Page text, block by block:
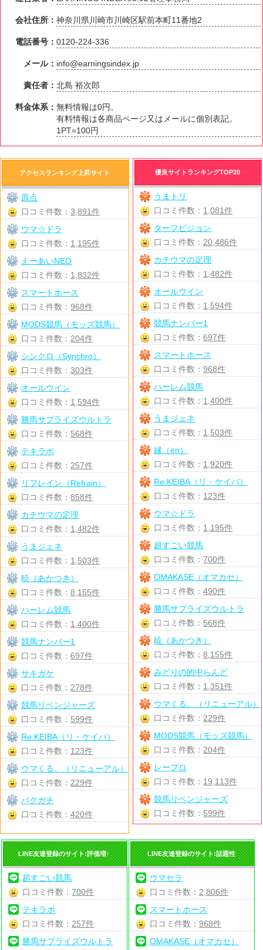
会社住所：神奈川県川崎市川崎区駅前本町11番地2
電話番号：0120-224-336
メール： info@earningsindex.jp
責任者：北島 裕次郎
料金体系：無料情報は0円。
有料情報は各商品ページ又はメールに個別表記。
1PT=100円
優良サイトランキングTOP20
うまトリ
口コミ件数： 1,081件
ターフビジョン
口コミ件数： 20,486件
カチウマの定理
口コミ件数： 1,482件
オールウイン
口コミ件数： 1,594件
競馬ナンバー1
口コミ件数：697件
スマートホース
口コミ件数：968件
ハーレム競馬
口コミ件数： 1,400件
うまジェネ
口コミ件数： 1,503件
縁（en）
口コミ件数： 1,920件
Re:KEIBA（リ・ケイバ）
口コミ件数： 123件
ウマ☆ドラ
口コミ件数： 1,195件
超すごい競馬
口コミ件数：700件
OMAKASE（オマカセ）
口コミ件数：490件
勝馬サプライズウルトラ
口コミ件数： 568件
暁（あかつき）
口コミ件数：8,155件
みどりの的中らんど
口コミ件数： 1,351件
ウマくる。（リニューアル）
口コミ件数： 229件
MODS競馬（モッズ競馬）
口コミ件数： 204件
レープロ
口コミ件数： 19,113件
競馬リベンジャーズ
口コミ件数： 599件
アクセスランキング上昇サイト
原点
口コミ件数： 3,891件
ウマ☆ドラ
口コミ件数： 1,195件
えーあいNEO
口コミ件数： 1,832件
スマートホース
口コミ件数： 968件
MODS競馬（モッズ競馬）
口コミ件数： 204件
シンクロ（Synchro）
口コミ件数： 303件
オールウイン
口コミ件数： 1,594件
勝馬サプライズウルトラ
口コミ件数： 568件
テキラボ
口コミ件数： 257件
リフレイン（Refrain）
口コミ件数： 858件
カチウマの定理
口コミ件数： 1,482件
うまジェネ
口コミ件数： 1,503件
暁（あかつき）
口コミ件数： 8,155件
ハーレム競馬
口コミ件数： 1,400件
競馬ナンバー1
口コミ件数： 697件
サキガケ
口コミ件数： 278件
競馬リベンジャーズ
口コミ件数： 599件
Re:KEIBA（リ・ケイバ）
口コミ件数： 123件
ウマくる。（リニューアル）
口コミ件数： 229件
バクガチ
口コミ件数： 420件
LINE友達登録のサイト:評価増↑
超すごい競馬
口コミ件数：700件
テキラボ
口コミ件数： 257件
勝馬サプライズウルトラ
LINE友達登録のサイト:話題性
ウマセラ
口コミ件数： 2,806件
スマートホース
口コミ件数： 968件
OMAKASE（オマカセ）